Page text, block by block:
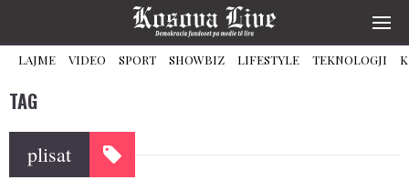
LAJME VIDEO SPORT SHOWBIZ LIFESTYLE TEKNOLOGJI
TAG
plisat